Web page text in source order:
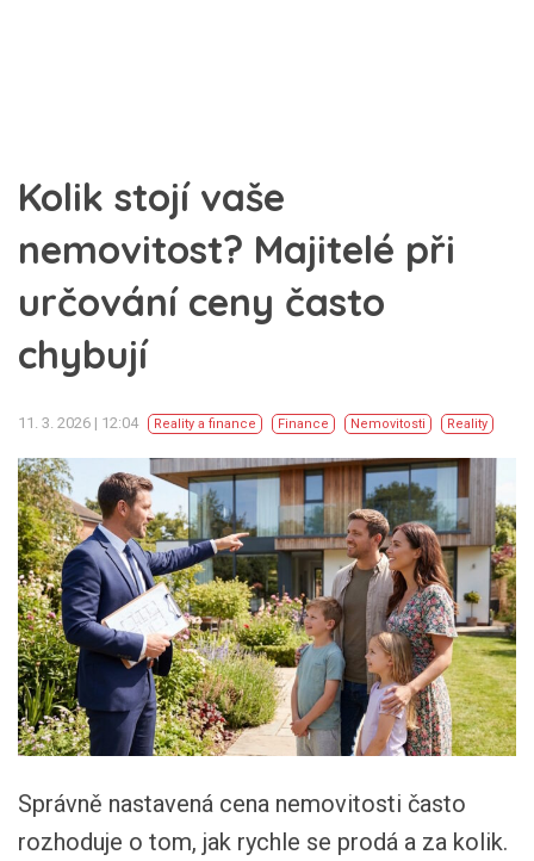
Kolik stojí vaše
nemovitost? Majitelé při
určování ceny často
chybují
11. 3. 2026 | 12:04 Reality a finance Finance Nemovitosti Reality
Správně nastavená cena nemovitosti často
rozhoduje o tom, jak rychle se prodá a za kolik.